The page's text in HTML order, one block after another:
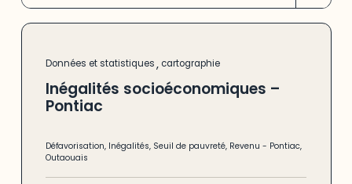
Données et statistiques, cartographie
Inégalités socioéconomiques –
Pontiac
Défavorisation, Inégalités, Seuil de pauvreté, Revenu - Pontiac,
Outaouais